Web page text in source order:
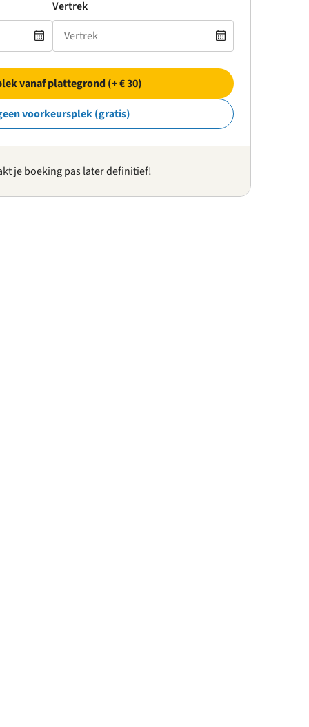
Vertrek
vanaf plattegrond (+ € 30)
voorkeursplek (gratis)
je boeking pas later definitief!